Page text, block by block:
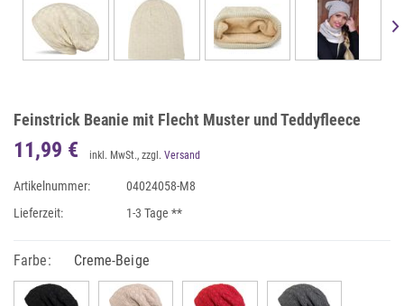
Feinstrick Beanie mit Flecht Muster und Teddyfleece
11,99 € inkl. MwSt., zzgl. Versand
Artikelnummer:
04024058-M8
Lieferzeit:
1-3 Tage **
Farbe: Creme-Beige